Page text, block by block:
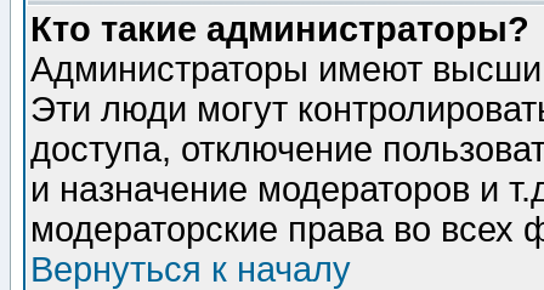
Кто такие администраторы?
Администраторы имеют
Эти люди могут
доступа, отключение
и назначение модераторов и
модераторские права во всех
Вернуться к началу